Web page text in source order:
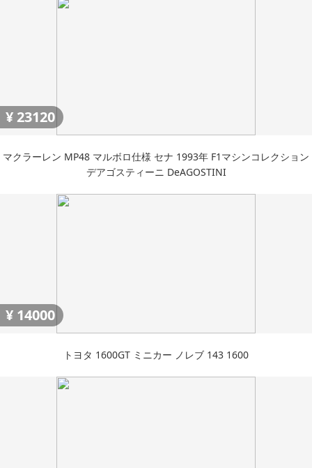
¥ 23120
マクラーレン MP48 マルボロ仕様 セナ 1993年 F1マシンコレクション
デアゴスティーニ DeAGOSTINI
¥ 14000
トヨタ 1600GT ミニカー ノレブ 143 1600